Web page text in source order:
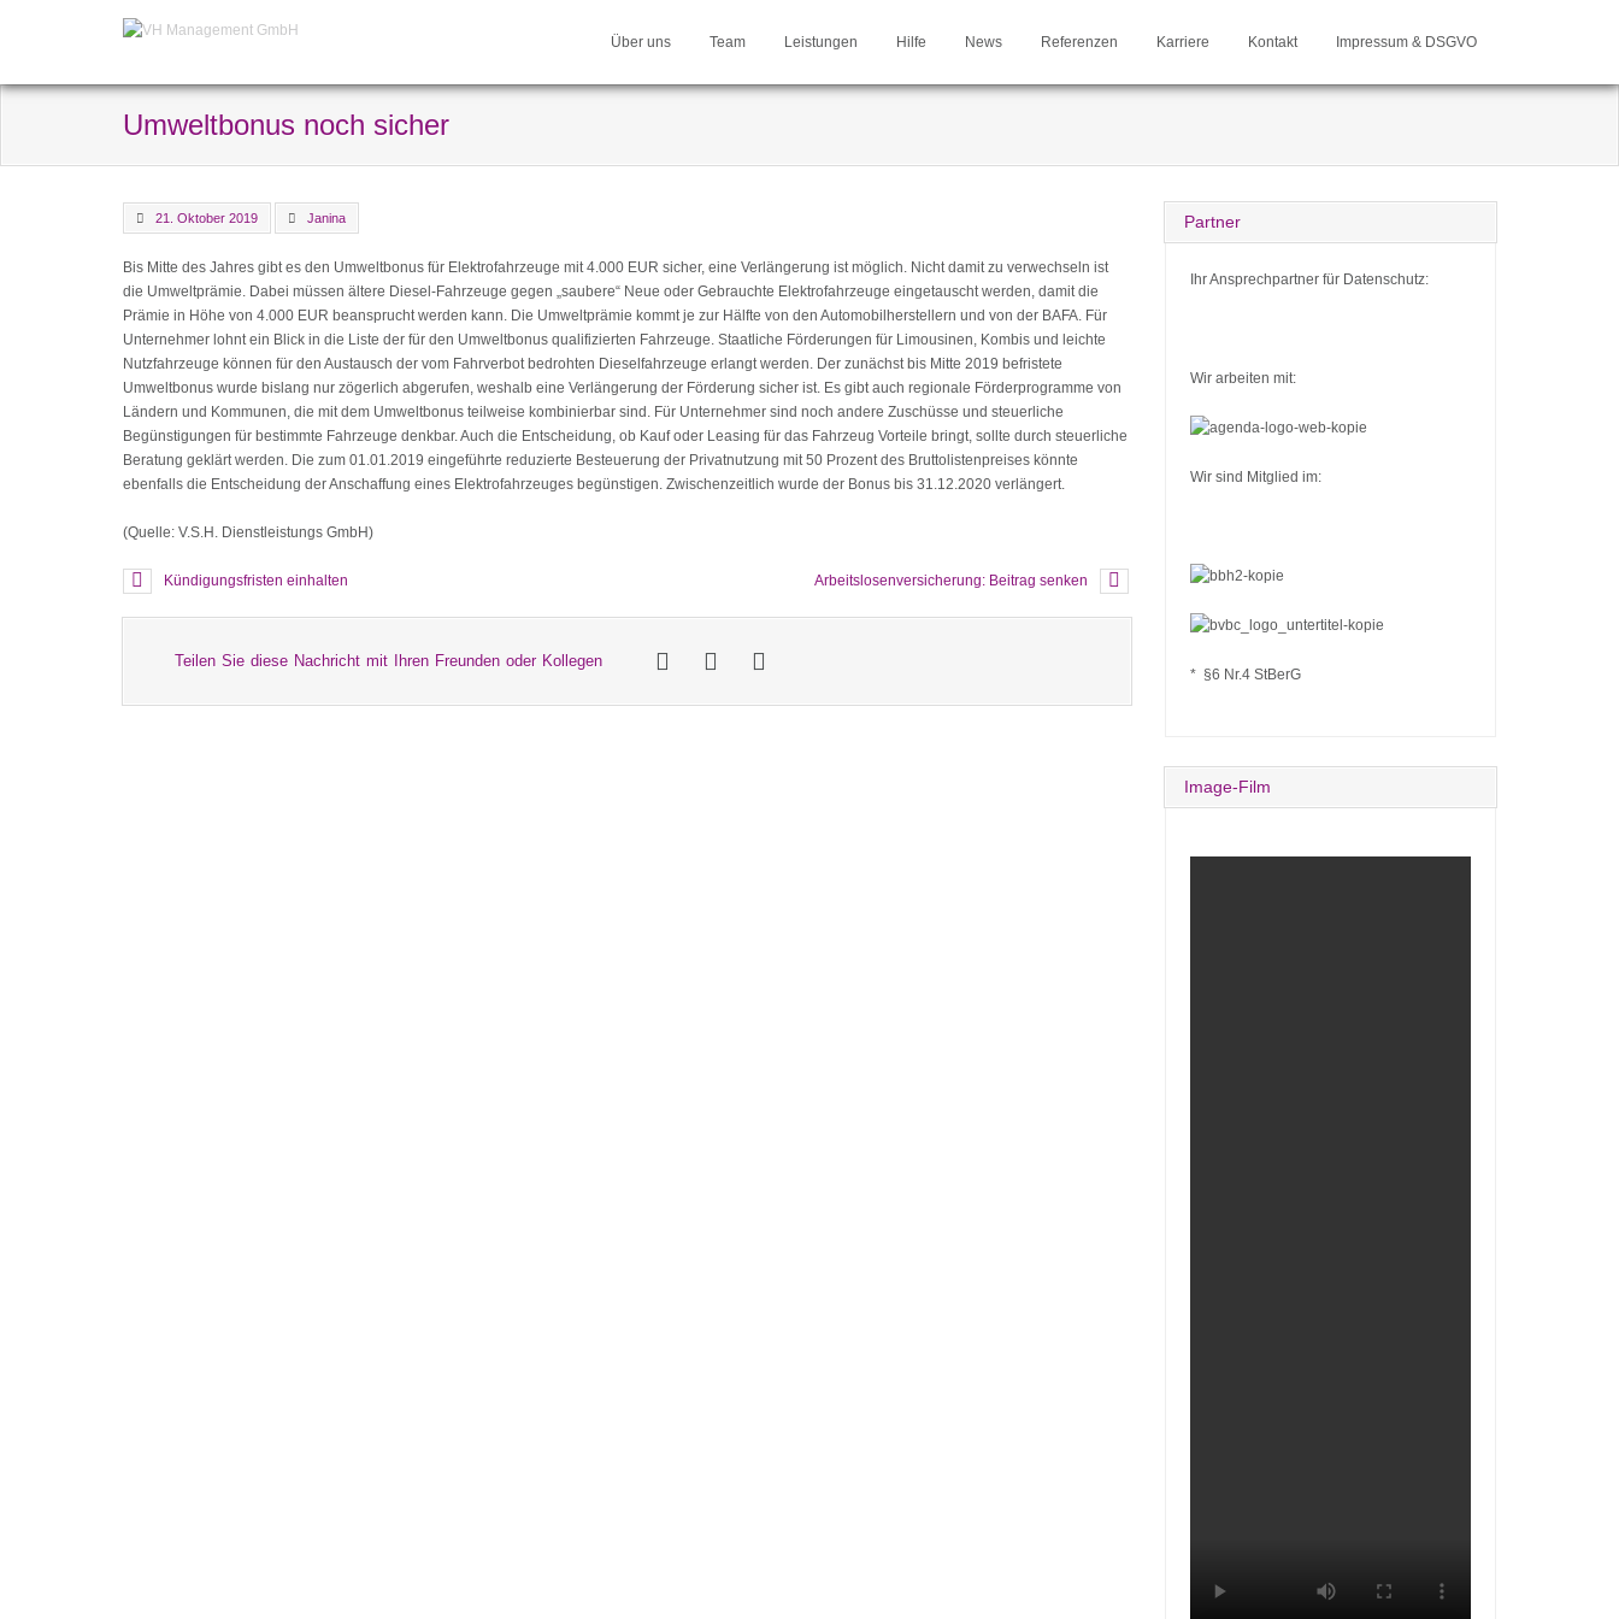
Über uns Team Leistungen Hilfe News Referenzen Karriere Kontakt Impressum & DSGVO
Umweltbonus noch sicher
21. Oktober 2019 Janina
Bis Mitte des Jahres gibt es den Umweltbonus für Elektrofahrzeuge mit 4.000 EUR sicher, eine Verlängerung ist möglich. Nicht damit zu verwechseln ist
die Umweltprämie. Dabei müssen ältere Diesel-Fahrzeuge gegen „saubere“ Neue oder Gebrauchte Elektrofahrzeuge eingetauscht werden, damit die
Prämie in Höhe von 4.000 EUR beansprucht werden kann. Die Umweltprämie kommt je zur Hälfte von den Automobilherstellern und von der BAFA. Für
Unternehmer lohnt ein Blick in die Liste der für den Umweltbonus qualifizierten Fahrzeuge. Staatliche Förderungen für Limousinen, Kombis und leichte
Nutzfahrzeuge können für den Austausch der vom Fahrverbot bedrohten Dieselfahrzeuge erlangt werden. Der zunächst bis Mitte 2019 befristete
Umweltbonus wurde bislang nur zögerlich abgerufen, weshalb eine Verlängerung der Förderung sicher ist. Es gibt auch regionale Förderprogramme von
Ländern und Kommunen, die mit dem Umweltbonus teilweise kombinierbar sind. Für Unternehmer sind noch andere Zuschüsse und steuerliche
Begünstigungen für bestimmte Fahrzeuge denkbar. Auch die Entscheidung, ob Kauf oder Leasing für das Fahrzeug Vorteile bringt, sollte durch steuerliche
Beratung geklärt werden. Die zum 01.01.2019 eingeführte reduzierte Besteuerung der Privatnutzung mit 50 Prozent des Bruttolistenpreises könnte
ebenfalls die Entscheidung der Anschaffung eines Elektrofahrzeuges begünstigen. Zwischenzeitlich wurde der Bonus bis 31.12.2020 verlängert.
(Quelle: V.S.H. Dienstleistungs GmbH)
Kündigungsfristen einhalten Arbeitslosenversicherung: Beitrag senken
Teilen Sie diese Nachricht mit Ihren Freunden oder Kollegen
Partner
Ihr Ansprechpartner für Datenschutz:
Wir arbeiten mit:
Wir sind Mitglied im:
* §6 Nr.4 StBerG
Image-Film